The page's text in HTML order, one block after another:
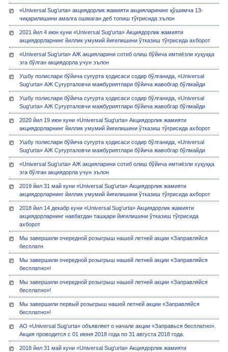
«Universal Sug’urta» акциядорлик жамияти акцияларининг қўшимча 13-
чиқарилишини амалга ошмаган деб топиш тўғрисида эълон
2021 йил 4 июн куни «Universal Sug'urta» Акциядорлик жамияти
акциядорларнинг йиллик умумий йиғилишини ўтказиш тўғрисида ахборот
«Universal Sug’urta» АЖ акцияларини сотиб олиш бўйича имтиёзли хуқуққа
эга бўлган акциядорла учун эълон
Ушбу полислари бўйича суғурта ҳодисаси содир бўлганида, «Universal
Sug'urta» АЖ Суғурталовчи мажбуриятлари бўйича жавобгар бўлмайди
Ушбу полислари бўйича суғурта ҳодисаси содир бўлганида, «Universal
Sug'urta» АЖ Суғурталовчи мажбуриятлари бўйича жавобгар бўлмайди
2020 йил 19 июн куни «Universal Sug'urta» Акциядорлик жамияти
акциядорларнинг йиллик умумий йиғилишини ўтказиш тўғрисида ахборот
Ушбу полислари бўйича суғурта ҳодисаси содир бўлганида, «Universal
Sug'urta» АЖ Суғурталовчи мажбуриятлари бўйича жавобгар бўлмайди
«Universal Sug’urta» АЖ акцияларини сотиб олиш бўйича имтиёзли хуқуққа
эга бўлган акциядорла учун эълон
2019 йил 31 май куни «Universal Sug'urta» Акциядорлик жамияти
акциядорларнинг йиллик умумий йиғилишини ўтказиш тўғрисида ахборот
2018 йил 14 декабр куни «Universal Sug'urta» Акциядорлик жамияти
акциядорларнинг навбатдан ташқари йиғилишини ўтказиш тўғрисида
ахборот
Мы завершили очередной розыгрыш нашей летней акции «Заправляйся
бесплатн
Мы завершили очередной розыгрыш нашей летней акции «Заправляйся
бесплатно»!
Мы завершили очередной розыгрыш нашей летней акции «Заправляйся
бесплатно»!
Мы завершили первый розыгрыш нашей летней акции «Заправляйся
бесплатно»!
АО «Universal Sug’urta» объявляет о начале акции «Заправься бесплатно».
Акция проводится с 01 июня 2018 года по 31 августа 2018 года.
2018 йил 31 май куни «Universal Sug'urta» Акциядорлик жамияти